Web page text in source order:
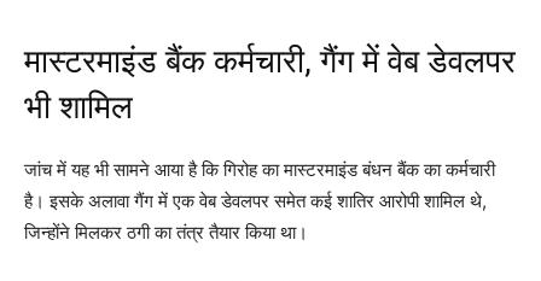
मास्टरमाइंड बैंक कर्मचारी, गैंग में वेब डेवलपर
भी शामिल
जांच में यह भी सामने आया है कि गिरोह का मास्टरमाइंड बंधन बैंक का कर्मचारी
है। इसके अलावा गैंग में एक वेब डेवलपर समेत कई शातिर आरोपी शामिल थे,
जिन्होंने मिलकर ठगी का तंत्र तैयार किया था।